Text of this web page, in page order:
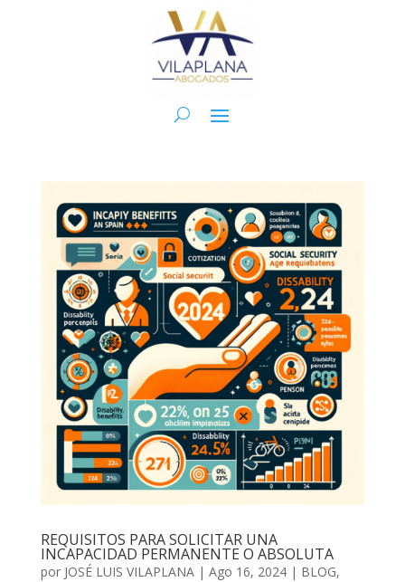
REQUISITOS PARA SOLICITAR UNA
INCAPACIDAD PERMANENTE O ABSOLUTA
por JOSÉ LUIS VILAPLANA| Ago 16, 2024| BLOG,